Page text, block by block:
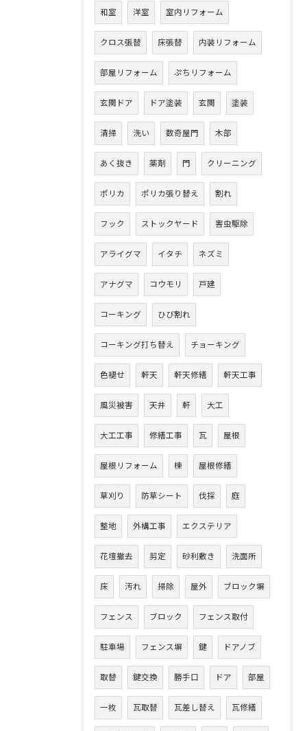
和室 洋室 室内リフォーム
クロス張替 床張替 内装リフォーム
部屋リフォーム ぷちリフォーム
玄関ドア ドア塗装 玄関 塗装
清掃 洗い 数奇屋門 木部
あく抜き 薬剤 門 クリーニング
ポリカ ポリカ張り替え 割れ
フック ストックヤード 害虫駆除
アライグマ イタチ ネズミ
アナグマ コウモリ 戸建
コーキング ひび割れ
コーキング打ち替え チョーキング
色褪せ 軒天 軒天修繕 軒天工事
風災被害 天井 軒 大工
大工工事 修繕工事 瓦 屋根
屋根リフォーム 棟 屋根修繕
草刈り 防草シート 伐採 庭
整地 外構工事 エクステリア
花壇撤去 剪定 砂利敷き 洗面所
床 汚れ 掃除 屋外 ブロック塀
フェンス ブロック フェンス取付
駐車場 フェンス塀 鍵 ドアノブ
取替 鍵交換 勝手口 ドア 部屋
一枚 瓦取替 瓦差し替え 瓦修繕